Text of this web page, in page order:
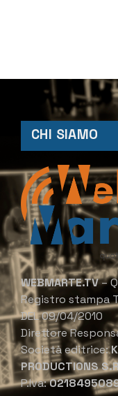
CHI SIAMO
WEBMARTE.TV–
Registro stampa
DEL 09/04/2010
Direttore
Società editrice:
PRODUCTIONS
P.Iva: